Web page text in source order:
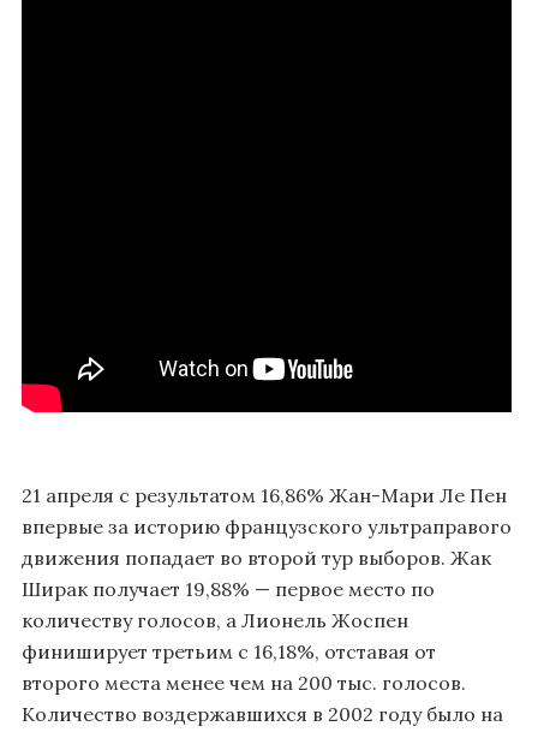
21 апреля с результатом 16,86% Жан-Мари Ле Пен
впервые за историю французского ультраправого
движения попадает во второй тур выборов. Жак
Ширак получает 19,88% — первое место по
количеству голосов, а Лионель Жоспен
финиширует третьим с 16,18%, отставая от
второго места менее чем на 200 тыс. голосов.
Количество воздержавшихся в 2002 году было на